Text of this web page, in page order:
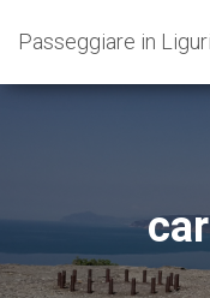
Passeggiare in